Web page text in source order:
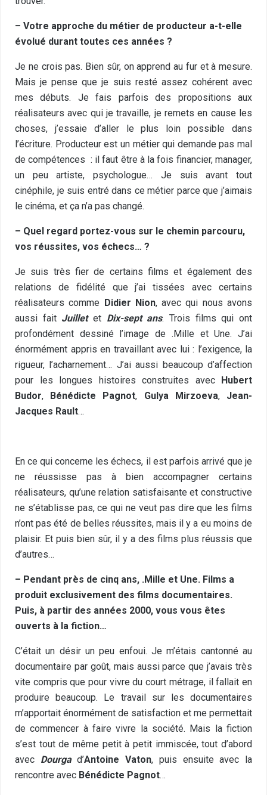
– Votre approche du métier de producteur a-t-elle
évolué durant toutes ces années ?
Je ne crois pas. Bien sûr, on apprend au fur et à mesure.
Mais je pense que je suis resté assez cohérent avec
mes débuts. Je fais parfois des propositions aux
réalisateurs avec qui je travaille, je remets en cause les
choses, j’essaie d’aller le plus loin possible dans
l’écriture. Producteur est un métier qui demande pas mal
de compétences : il faut être à la fois financier, manager,
un peu artiste, psychologue… Je suis avant tout
cinéphile, je suis entré dans ce métier parce que j’aimais
le cinéma, et ça n’a pas changé.
– Quel regard portez-vous sur le chemin parcouru,
vos réussites, vos échecs… ?
Je suis très fier de certains films et également des
relations de fidélité que j’ai tissées avec certains
réalisateurs comme Didier Nion, avec qui nous avons
aussi fait Juilletet Dix-sept ans. Trois films qui ont
profondément dessiné l’image de .Mille et Une. J’ai
énormément appris en travaillant avec lui : l’exigence, la
rigueur, l’acharnement… J’ai aussi beaucoup d’affection
pour les longues histoires construites avec Hubert
Budor, Bénédicte Pagnot, Gulya Mirzoeva,Jean-
Jacques Rault…
En ce qui concerne les échecs, il est parfois arrivé que je
ne réussisse pas à bien accompagner certains
réalisateurs, qu’une relation satisfaisante et constructive
ne s’établisse pas, ce qui ne veut pas dire que les films
n’ont pas été de belles réussites, mais il y a eu moins de
plaisir. Et puis bien sûr, il y a des films plus réussis que
d’autres…
– Pendant près de cinq ans, .Mille et Une. Films a
produit exclusivement des films documentaires.
Puis, à partir des années 2000, vous vous êtes
ouverts à la fiction…
C’était un désir un peu enfoui. Je m’étais cantonné au
documentaire par goût, mais aussi parce que j’avais très
vite compris que pour vivre du court métrage, il fallait en
produire beaucoup. Le travail sur les documentaires
m’apportait énormément de satisfaction et me permettait
de commencer à faire vivre la société. Mais la fiction
s’est tout de même petit à petit immiscée, tout d’abord
avec Dourgad’Antoine Vaton, puis ensuite avec la
rencontre avec Bénédicte Pagnot…